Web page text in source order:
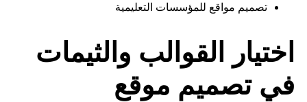
تصميم مواقع للمؤسسات التعليمية
اختيار القوالب والثيمات
في تصميم موقع